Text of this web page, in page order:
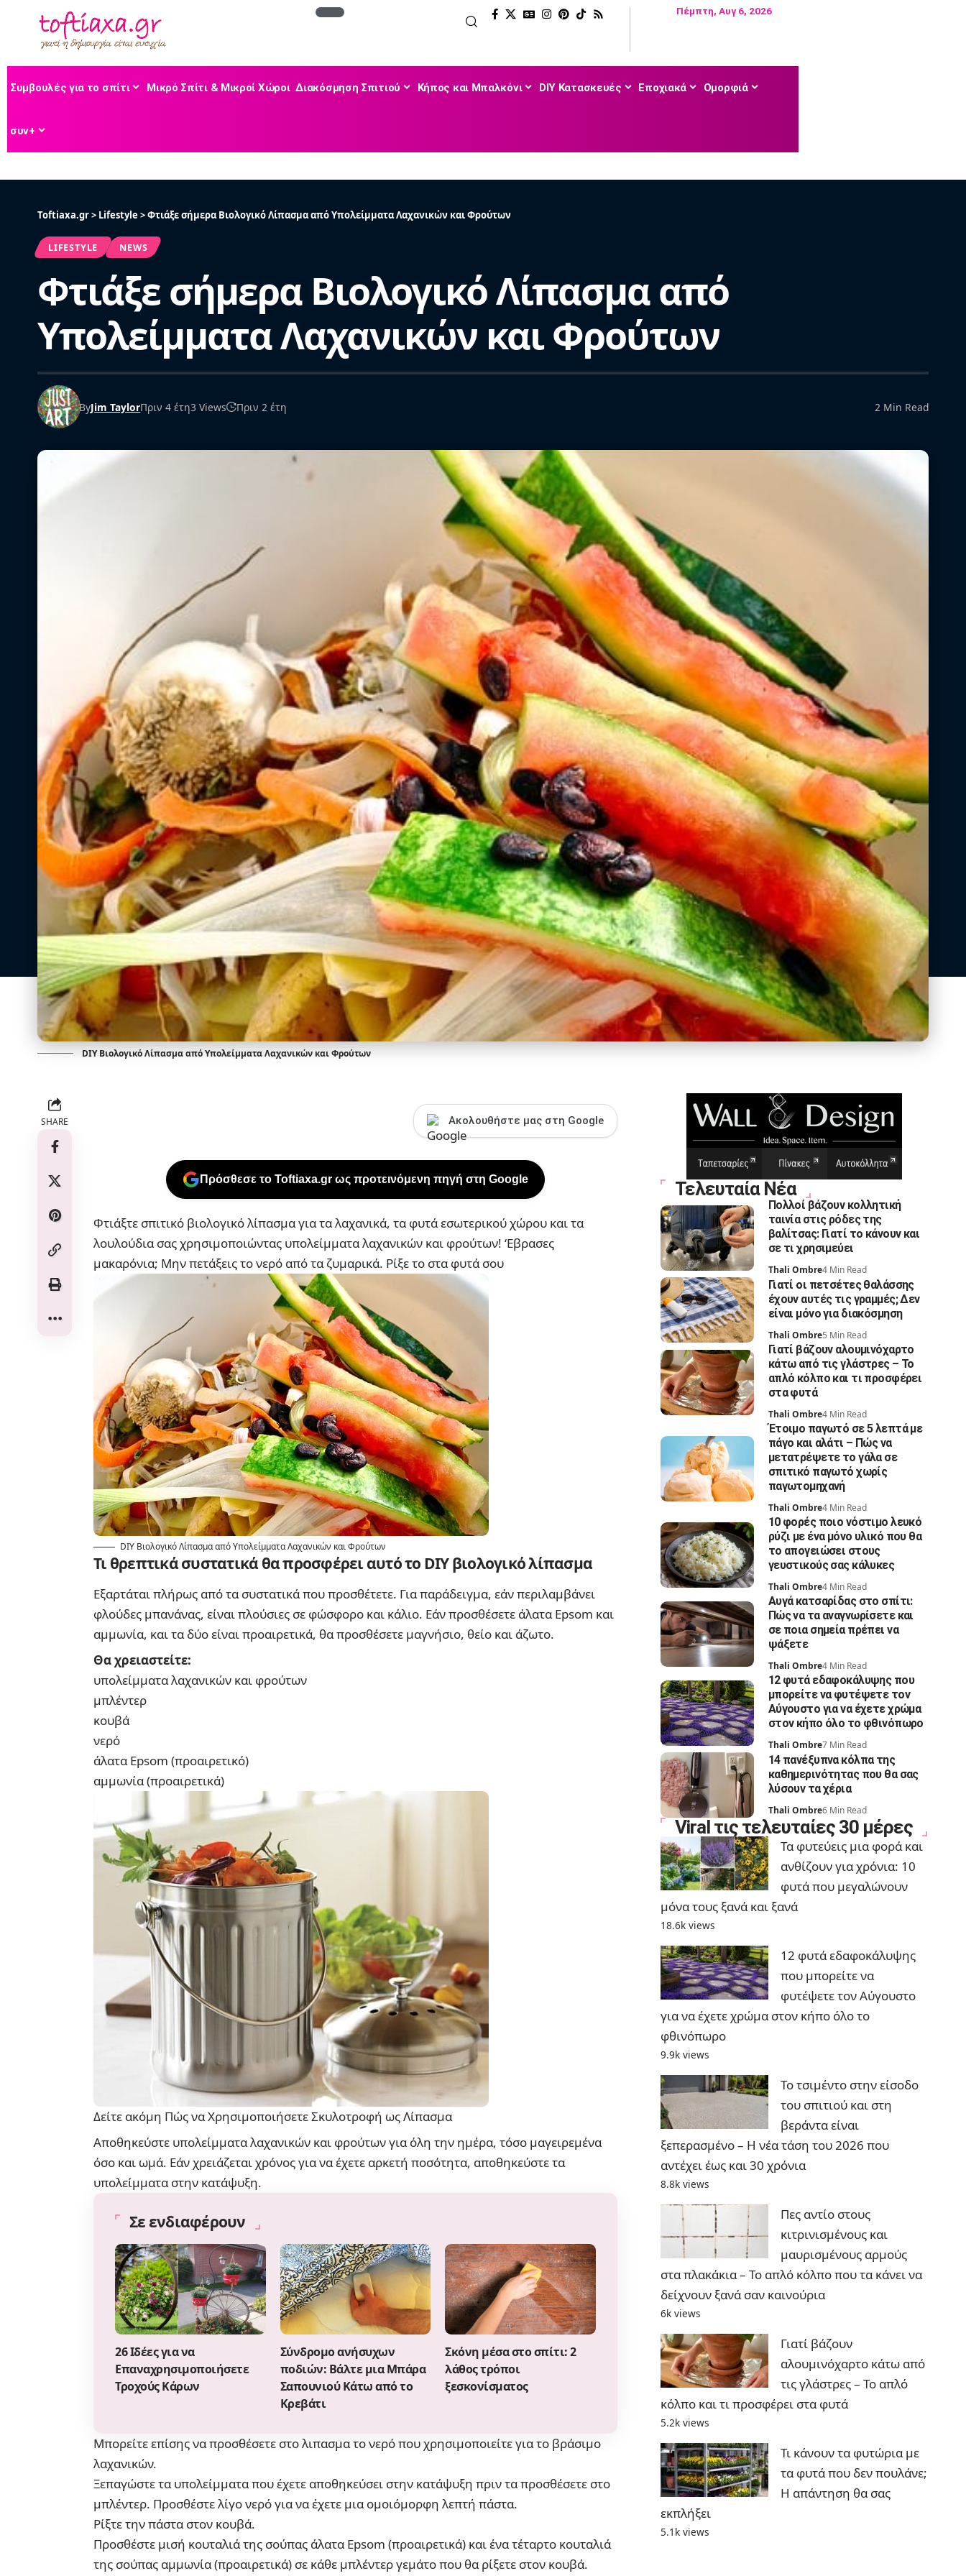
Πέμπτη, Αυγ 6, 2026
Συμβουλές για το σπίτι Μικρό Σπίτι & Μικροί Χώροι Διακόσμηση Σπιτιού Κήπος και Μπαλκόνι DIY Κατασκευές Εποχιακά Ομορφιά
συν+
Toftiaxa.gr> Lifestyle>Φτιάξε σήμερα Βιολογικό Λίπασμα από Υπολείμματα Λαχανικών και Φρούτων
LIFESTYLE NEWS
Φτιάξε σήμερα Βιολογικό Λίπασμα από
Υπολείμματα Λαχανικών και Φρούτων
ByJim TaylorΠριν 4 έτη3 Views Πριν 2 έτη 2 Min Read
DIY Βιολογικό Λίπασμα από Υπολείμματα Λαχανικών και Φρούτων
SHARE Ακολουθήστε μας στη Google
Πρόσθεσε το Toftiaxa.gr ως προτεινόμενη πηγή στη Google
Φτιάξτε σπιτικό βιολογικό λίπασμα για τα λαχανικά, τα φυτά εσωτερικού χώρου και τα
λουλούδια σας χρησιμοποιώντας υπολείμματα λαχανικών και φρούτων! ‘Εβρασες
μακαρόνια; Μην πετάξεις το νερό από τα ζυμαρικά. Ρίξε το στα φυτά σου
DIY Βιολογικό Λίπασμα από Υπολείμματα Λαχανικών και Φρούτων
Τι θρεπτικά συστατικά θα προσφέρει αυτό το DIY βιολογικό λίπασμα
Εξαρτάται πλήρως από τα συστατικά που προσθέτετε. Για παράδειγμα, εάν περιλαμβάνει
φλούδες μπανάνας, είναι πλούσιες σε φώσφορο και κάλιο. Εάν προσθέσετε άλατα Epsom και
αμμωνία, και τα δύο είναι προαιρετικά, θα προσθέσετε μαγνήσιο, θείο και άζωτο.
Θα χρειαστείτε:
υπολείμματα λαχανικών και φρούτων
μπλέντερ
κουβά
νερό
άλατα Epsom (προαιρετικό)
αμμωνία (προαιρετικά)
Δείτε ακόμη Πώς να Χρησιμοποιήσετε Σκυλοτροφή ως Λίπασμα
Αποθηκεύστε υπολείμματα λαχανικών και φρούτων για όλη την ημέρα, τόσο μαγειρεμένα
όσο και ωμά. Εάν χρειάζεται χρόνος για να έχετε αρκετή ποσότητα, αποθηκεύστε τα
υπολείμματα στην κατάψυξη.
Σε ενδιαφέρουν
26 Ιδέες για να
Επαναχρησιμοποιήσετε
Τροχούς Κάρων
Σύνδρομο ανήσυχων
ποδιών: Βάλτε μια Μπάρα
Σαπουνιού Κάτω από το
Κρεβάτι
Σκόνη μέσα στο σπίτι: 2
λάθος τρόποι
ξεσκονίσματος
Μπορείτε επίσης να προσθέσετε στο λιπασμα το νερό που χρησιμοποιείτε για το βράσιμο
λαχανικών.
Ξεπαγώστε τα υπολείμματα που έχετε αποθηκεύσει στην κατάψυξη πριν τα προσθέσετε στο
μπλέντερ. Προσθέστε λίγο νερό για να έχετε μια ομοιόμορφη λεπτή πάστα.
Ρίξτε την πάστα στον κουβά.
Προσθέστε μισή κουταλιά της σούπας άλατα Epsom (προαιρετικά) και ένα τέταρτο κουταλιά
της σούπας αμμωνία (προαιρετικά) σε κάθε μπλέντερ γεμάτο που θα ρίξετε στον κουβά.
Τελευταία Νέα
Πολλοί βάζουν κολλητική
ταινία στις ρόδες της
βαλίτσας: Γιατί το κάνουν και
σε τι χρησιμεύει
Thali Ombre4 Min Read
Γιατί οι πετσέτες θαλάσσης
έχουν αυτές τις γραμμές; Δεν
είναι μόνο για διακόσμηση
Thali Ombre5 Min Read
Γιατί βάζουν αλουμινόχαρτο
κάτω από τις γλάστρες – Το
απλό κόλπο και τι προσφέρει
στα φυτά
Thali Ombre4 Min Read
Έτοιμο παγωτό σε 5 λεπτά με
πάγο και αλάτι – Πώς να
μετατρέψετε το γάλα σε
σπιτικό παγωτό χωρίς
παγωτομηχανή
Thali Ombre4 Min Read
10 φορές ποιο νόστιμο λευκό
ρύζι με ένα μόνο υλικό που θα
το απογειώσει στους
γευστικούς σας κάλυκες
Thali Ombre4 Min Read
Αυγά κατσαρίδας στο σπίτι:
Πώς να τα αναγνωρίσετε και
σε ποια σημεία πρέπει να
ψάξετε
Thali Ombre4 Min Read
12 φυτά εδαφοκάλυψης που
μπορείτε να φυτέψετε τον
Αύγουστο για να έχετε χρώμα
στον κήπο όλο το φθινόπωρο
Thali Ombre7 Min Read
14 πανέξυπνα κόλπα της
καθημερινότητας που θα σας
λύσουν τα χέρια
Thali Ombre6 Min Read
Viral τις τελευταίες 30 μέρες
Τα φυτεύεις μια φορά και
ανθίζουν για χρόνια: 10
φυτά που μεγαλώνουν
μόνα τους ξανά και ξανά
18.6k views
12 φυτά εδαφοκάλυψης
που μπορείτε να
φυτέψετε τον Αύγουστο
για να έχετε χρώμα στον κήπο όλο το
φθινόπωρο
9.9k views
Το τσιμέντο στην είσοδο
του σπιτιού και στη
βεράντα είναι
ξεπερασμένο – Η νέα τάση του 2026 που
αντέχει έως και 30 χρόνια
8.8k views
Πες αντίο στους
κιτρινισμένους και
μαυρισμένους αρμούς
στα πλακάκια – Το απλό κόλπο που τα κάνει να
δείχνουν ξανά σαν καινούρια
6k views
Γιατί βάζουν
αλουμινόχαρτο κάτω από
τις γλάστρες – Το απλό
κόλπο και τι προσφέρει στα φυτά
5.2k views
Τι κάνουν τα φυτώρια με
τα φυτά που δεν πουλάνε;
Η απάντηση θα σας
εκπλήξει
5.1k views